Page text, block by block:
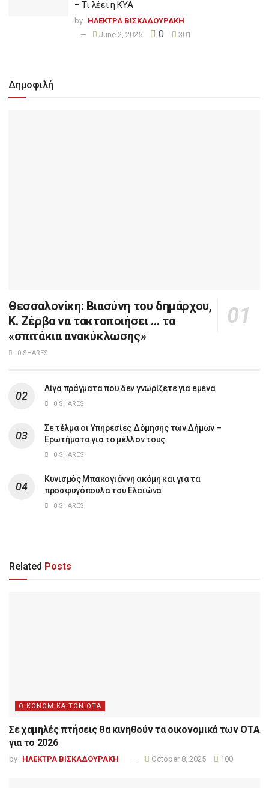
– Τι λέει η ΚΥΑ
by ΗΛΕΚΤΡΑ ΒΙΣΚΑΔΟΥΡΑΚΗ
June 2, 2025
0 301
Δημοφιλή
Θεσσαλονίκη: Βιασύνη του δημάρχου,
Κ. Ζέρβα να τακτοποιήσει … τα
«σπιτάκια ανακύκλωσης»
0 SHARES
Λίγα πράγματα που δεν γνωρίζετε για εμένα
0 SHARES
Σε τέλμα οι Υπηρεσίες Δόμησης των Δήμων –
Ερωτήματα για το μέλλον τους
0 SHARES
Κυνισμός Μπακογιάννη ακόμη και για τα
προσφυγόπουλα του Ελαιώνα
0 SHARES
Related Posts
ΟΙΚΟΝΟΜΙΚΑ ΤΩΝ ΟΤΑ
Σε χαμηλές πτήσεις θα κινηθούν τα οικονομικά των ΟΤΑ
για το 2026
by ΗΛΕΚΤΡΑ ΒΙΣΚΑΔΟΥΡΑΚΗ October 8, 2025 100